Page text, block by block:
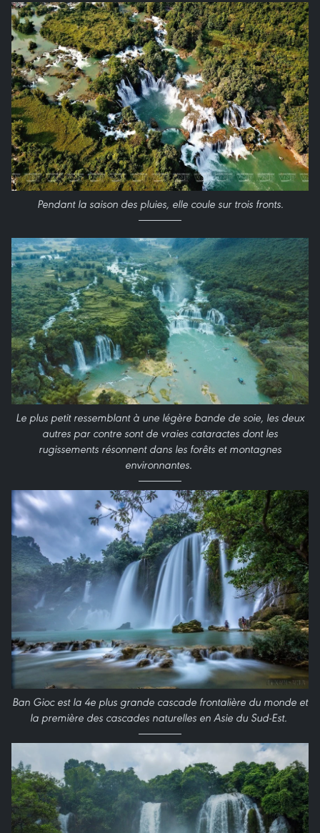
Pendant la saison des pluies, elle coule sur trois fronts.
Le plus petit ressemblant à une légère bande de soie, les deux
autres par contre sont de vraies cataractes dont les
rugissements résonnent dans les forêts et montagnes
environnantes.
Ban Gioc est la 4e plus grande cascade frontalière du monde et
la première des cascades naturelles en Asie du Sud-Est.